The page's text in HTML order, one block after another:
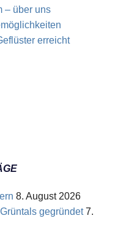
– über uns
erreicht
8. August 2026
gegründet 7.